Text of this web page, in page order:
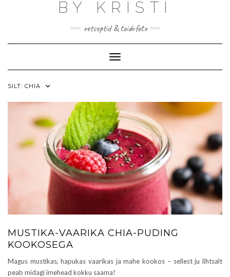
BY KRISTI
retseptid & toidufoto
Toggle Navigation
SILT: CHIA
MUSTIKA-VAARIKA CHIA-PUDING
KOOKOSEGA
Magus mustikas, hapukas vaarikas ja mahe kookos – sellest ju lihtsalt
peab midagi imehead kokku saama!